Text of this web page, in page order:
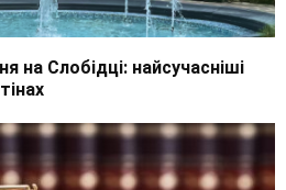
на Слобідці: найсучасніші